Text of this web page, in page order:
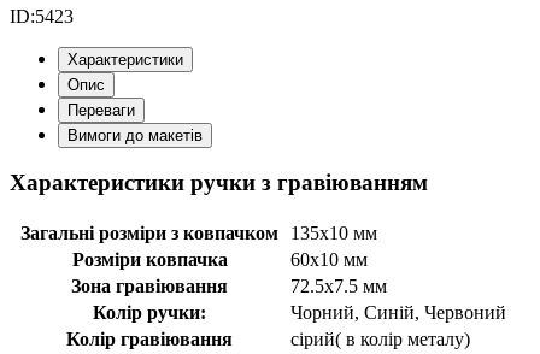
ID:5423
Характеристики
Опис
Переваги
Вимоги до макетів
Характеристики ручки з гравіюванням
Загальні розміри з ковпачком
135х10 мм
Розміри ковпачка
60х10 мм
Зона гравіювання
72.5х7.5 мм
Колір ручки:
Чорний, Синій, Червоний
Колір гравіювання
сірий( в колір металу)